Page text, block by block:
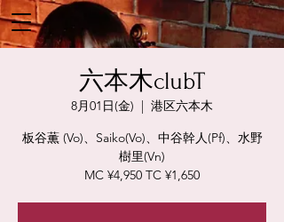
六本木clubT
8月01日(金)
  |
港区六本木
板谷薫 (Vo)、Saiko(Vo)、中谷幹人(Pf)、水野
樹里(Vn)
MC ¥4,950 TC ¥1,650